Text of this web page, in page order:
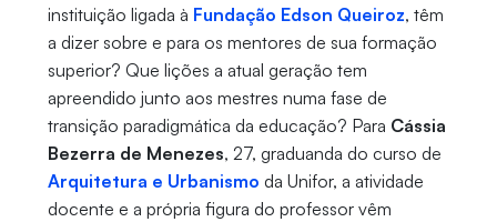
instituição ligada à Fundação Edson Queiroz, têm
a dizer sobre e para os mentores de sua formação
superior? Que lições a atual geração tem
apreendido junto aos mestres numa fase de
transição paradigmática da educação? Para Cássia
Bezerra de Menezes, 27, graduanda do curso de
Arquitetura e Urbanismo da Unifor, a atividade
docente e a própria figura do professor vêm